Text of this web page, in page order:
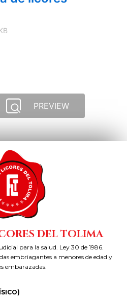
PREVIEW
DEL TOLIMA
para la salud. Ley 30 de 1986.
embriagantes a menores de edad y
embarazadas.